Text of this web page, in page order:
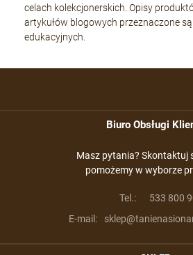
celach kolekcjonerskich. Opisy
artykułów blogowych przeznaczone
edukacyjnych.
Biuro Obsługi
Masz pytania? Skontaktuj
pomożemy w wyborze
Tel.:
533 800
E-mail: